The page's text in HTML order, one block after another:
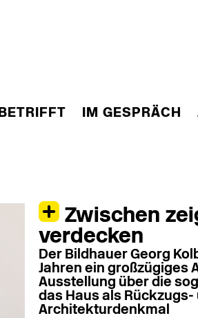
BETRIFFT IM GESPRÄCH
Zwischen
verdecken
Der Bildhauer Georg
Jahren ein großzügiges
Ausstellung über die
das Haus als
Architekturdenkmal